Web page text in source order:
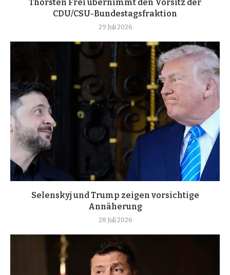
Thorsten Frei übernimmt den Vorsitz der
CDU/CSU-Bundestagsfraktion
29 Juli 2026
Selenskyj und Trump zeigen vorsichtige
Annäherung
28 Juli 2026